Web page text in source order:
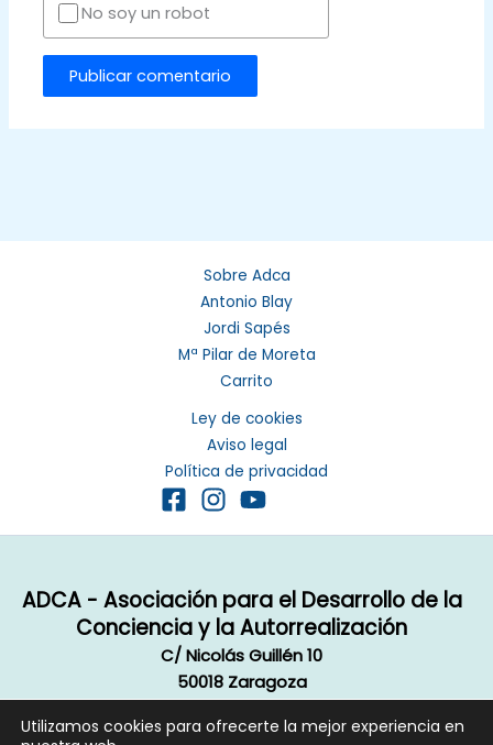
No soy un robot
Sobre Adca
Antonio Blay
Jordi Sapés
Mª Pilar de Moreta
Carrito
Ley de cookies
Aviso legal
Política de privacidad
ADCA - Asociación para el Desarrollo de la
Conciencia y la Autorrealización
C/ Nicolás Guillén 10
50018 Zaragoza
Copyright © 2020 ADCA, Todos los derechos reservados.
Utilizamos cookies para ofrecerte la mejor experiencia en